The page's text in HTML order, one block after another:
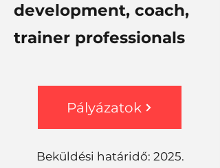
development, coach,
trainer professionals
Pályázatok
Beküldési határidő: 2025.